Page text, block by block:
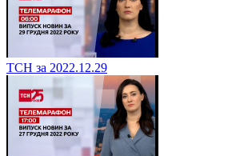
ТСН за 2022.12.29